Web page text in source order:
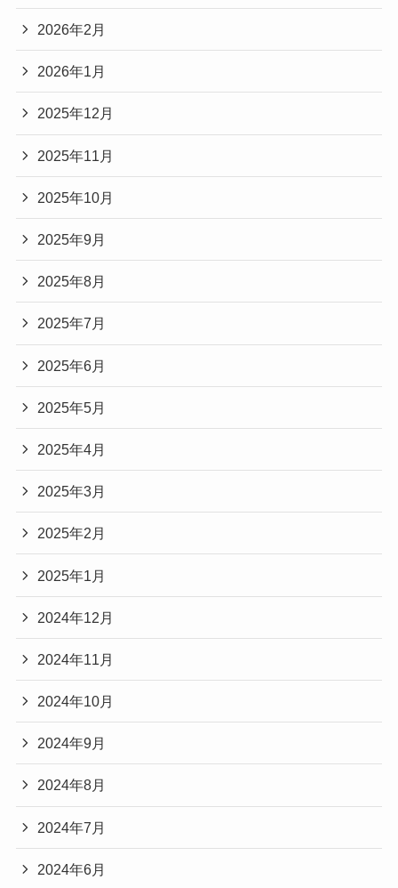
2026年2月
2026年1月
2025年12月
2025年11月
2025年10月
2025年9月
2025年8月
2025年7月
2025年6月
2025年5月
2025年4月
2025年3月
2025年2月
2025年1月
2024年12月
2024年11月
2024年10月
2024年9月
2024年8月
2024年7月
2024年6月